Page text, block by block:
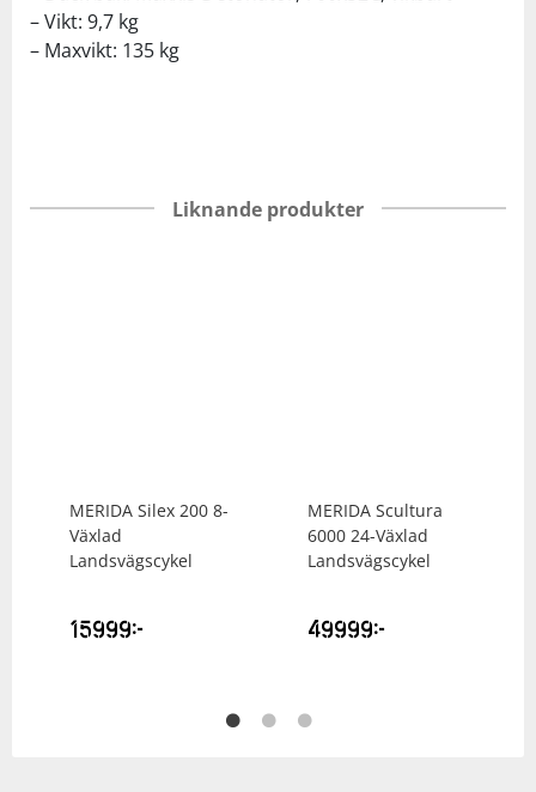
– Vikt: 9,7 kg
– Maxvikt: 135 kg
Liknande produkter
MERIDA Silex 200 8-
Växlad
Landsvägscykel
15999kr
MERIDA Scultura
6000 24-Växlad
Landsvägscykel
49999kr